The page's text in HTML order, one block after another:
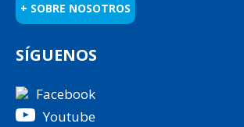
+ SOBRE NOSOTROS
SÍGUENOS
Facebook
Youtube